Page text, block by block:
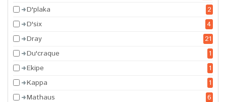
D'plaka
2
D'six
4
Dray
21
Du'craque
1
Ekipe
1
Kappa
1
Mathaus
6